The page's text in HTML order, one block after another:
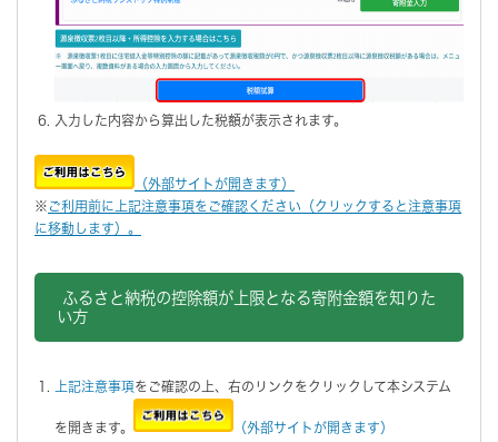
入力した内容から算出した税額が表示されます。
（外部サイトが開きます）
※ ご利用前に上記注意事項をご確認ください（クリックすると注意事項
に移動します）。
ふるさと納税の控除額が上限となる寄附金額を知りた
い方
上記注意事項をご確認の上、右のリンクをクリックして本システム
を開きます。
（外部サイトが開きます）